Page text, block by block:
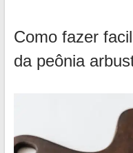
Como fazer
da peônia